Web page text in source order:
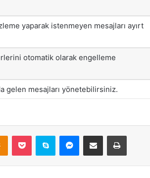
yaparak istenmeyen mesajları ayırt
otomatik olarak engelleme
gelen mesajları yönetebilirsiniz.
Odnoklassniki
Pocket Skype Messenger
E-Posta ile paylaş Yazdır